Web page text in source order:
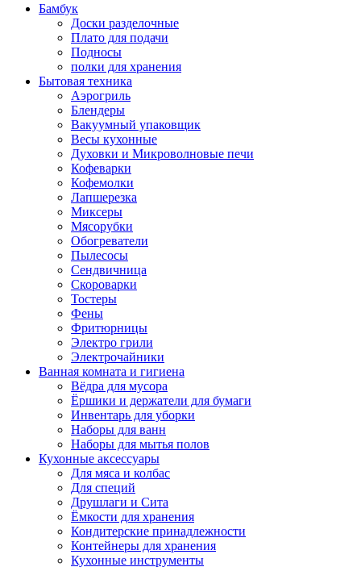
Бамбук
Доски разделочные
Плато для подачи
Подносы
полки для хранения
Бытовая техника
Аэрогриль
Блендеры
Вакуумный упаковщик
Весы кухонные
Духовки и Микроволновые печи
Кофеварки
Кофемолки
Лапшерезка
Миксеры
Мясорубки
Обогреватели
Пылесосы
Сендвичница
Скороварки
Тостеры
Фены
Фритюрницы
Электро грили
Электрочайники
Ванная комната и гигиена
Вёдра для мусора
Ёршики и держатели для бумаги
Инвентарь для уборки
Наборы для ванн
Наборы для мытья полов
Кухонные аксессуары
Для мяса и колбас
Для специй
Друшлаги и Сита
Ёмкости для хранения
Кондитерские принадлежности
Контейнеры для хранения
Кухонные инструменты